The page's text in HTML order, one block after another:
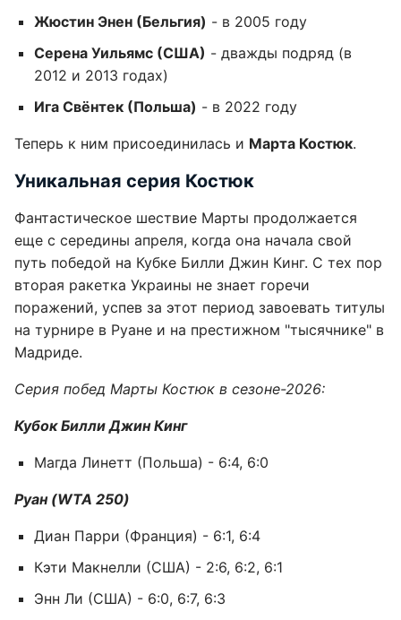
Жюстин Энен (Бельгия) - в 2005 году
Серена Уильямс (США) - дважды подряд (в
2012 и 2013 годах)
Ига Свёнтек (Польша) - в 2022 году
Теперь к ним присоединилась и Марта Костюк.
Уникальная серия Костюк
Фантастическое шествие Марты продолжается
еще с середины апреля, когда она начала свой
путь победой на Кубке Билли Джин Кинг. С тех пор
вторая ракетка Украины не знает горечи
поражений, успев за этот период завоевать титулы
на турнире в Руане и на престижном "тысячнике" в
Мадриде.
Серия побед Марты Костюк в сезоне-2026:
Кубок Билли Джин Кинг
Магда Линетт (Польша) - 6:4, 6:0
Руан (WTA 250)
Диан Парри (Франция) - 6:1, 6:4
Кэти Макнелли (США) - 2:6, 6:2, 6:1
Энн Ли (США) - 6:0, 6:7, 6:3